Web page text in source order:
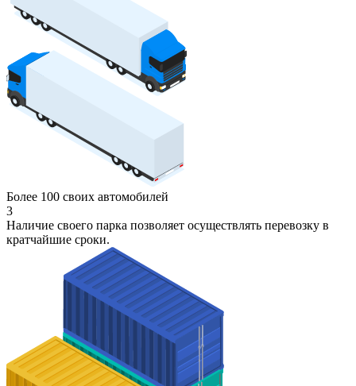
Более 100 своих автомобилей
3
Наличие своего парка позволяет осуществлять перевозку в
кратчайшие сроки.